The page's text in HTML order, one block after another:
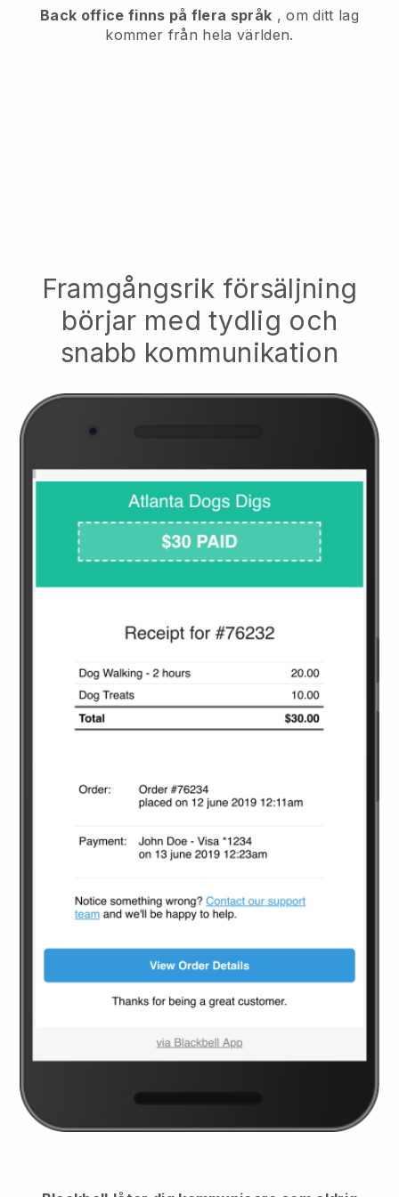
Back office finns på flera språk , om ditt lag
kommer från hela världen.
Framgångsrik försäljning
börjar med tydlig och
snabb kommunikation